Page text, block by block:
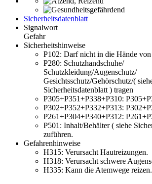
Sicherheitsdatenblatt
Signalwort
Gefahr
Sicherheitshinweise
P102: Darf nicht in die Hände
P280: Schutzhandschuhe/
Schutzkleidung/Augenschutz/
Gesichtsschutz/Gehörschutz/(
Sicherheitsdatenblatt ) tragen
P305+P351+P338+P310:
P302+P352+P332+P313:
P261+P304+P340+P312:
P501: Inhalt/Behälter ( siehe
zuführen.
Gefahrenhinweise
H315: Verursacht Hautreizungen.
H318: Verursacht schwere
H335: Kann die Atemwege reizen.